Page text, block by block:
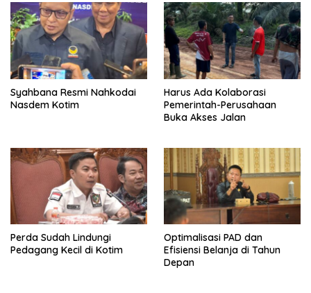
Syahbana Resmi Nahkodai
Nasdem Kotim
Harus Ada Kolaborasi
Pemerintah-Perusahaan
Buka Akses Jalan
Perda Sudah Lindungi
Pedagang Kecil di Kotim
Optimalisasi PAD dan
Efisiensi Belanja di Tahun
Depan